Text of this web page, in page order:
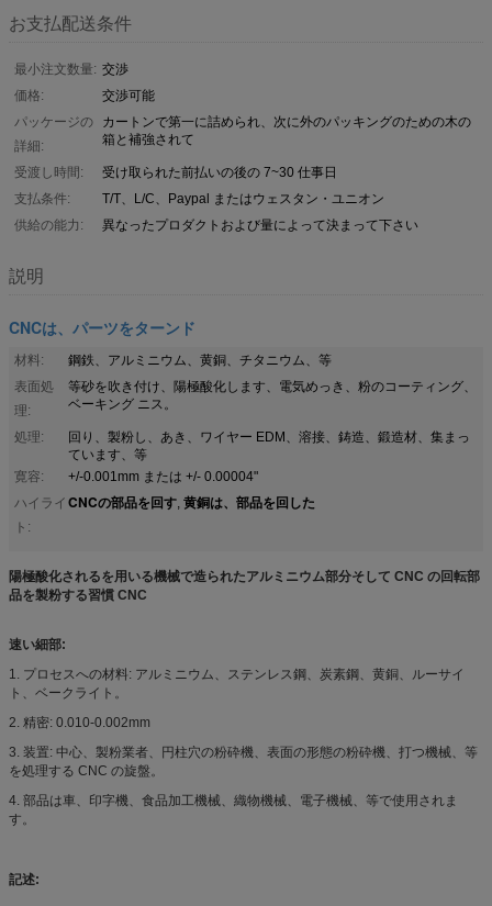
お支払配送条件
最小注文数量: 交渉
価格:
交渉可能
パッケージの
詳細:
カートンで第一に詰められ、次に外のパッキングのための木の
箱と補強されて
受渡し時間:
受け取られた前払いの後の 7~30 仕事日
支払条件:
T/T、L/C、Paypal またはウェスタン・ユニオン
供給の能力:
異なったプロダクトおよび量によって決まって下さい
説明
CNCは、パーツをターンド
材料:
鋼鉄、アルミニウム、黄銅、チタニウム、等
表面処
理:
等砂を吹き付け、陽極酸化します、電気めっき、粉のコーティング、
ベーキング ニス。
処理:
回り、製粉し、あき、ワイヤー EDM、溶接、鋳造、鍛造材、集まっ
ています、等
寛容:
+/-0.001mm または +/- 0.00004"
ハイライ
ト:
CNCの部品を回す, 黄銅は、部品を回した
陽極酸化されるを用いる機械で造られたアルミニウム部分そして CNC の回転部
品を製粉する習慣 CNC
速い細部:
1. プロセスへの材料: アルミニウム、ステンレス鋼、炭素鋼、黄銅、ルーサイ
ト、ベークライト。
2. 精密: 0.010-0.002mm
3. 装置: 中心、製粉業者、円柱穴の粉砕機、表面の形態の粉砕機、打つ機械、等
を処理する CNC の旋盤。
4. 部品は車、印字機、食品加工機械、織物機械、電子機械、等で使用されま
す。
記述: